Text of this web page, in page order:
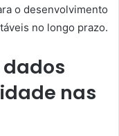
o desenvolvimento
no longo prazo.
nas